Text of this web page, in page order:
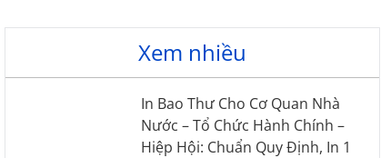
Xem nhiều
In Bao Thư Cho Cơ Quan Nhà
Nước – Tổ Chức Hành Chính –
Hiệp Hội: Chuẩn Quy Định, In 1